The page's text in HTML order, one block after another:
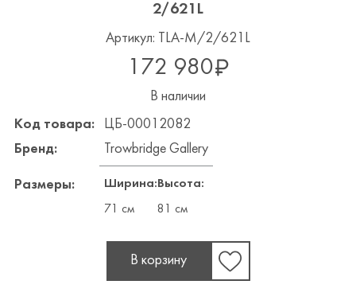
2/621L
Артикул: TLA-M/2/621L
172 980
В наличии
Код товара:
ЦБ-00012082
Бренд:
Trowbridge Gallery
Размеры:
Ширина:
71 см
Высота:
81 см
В корзину